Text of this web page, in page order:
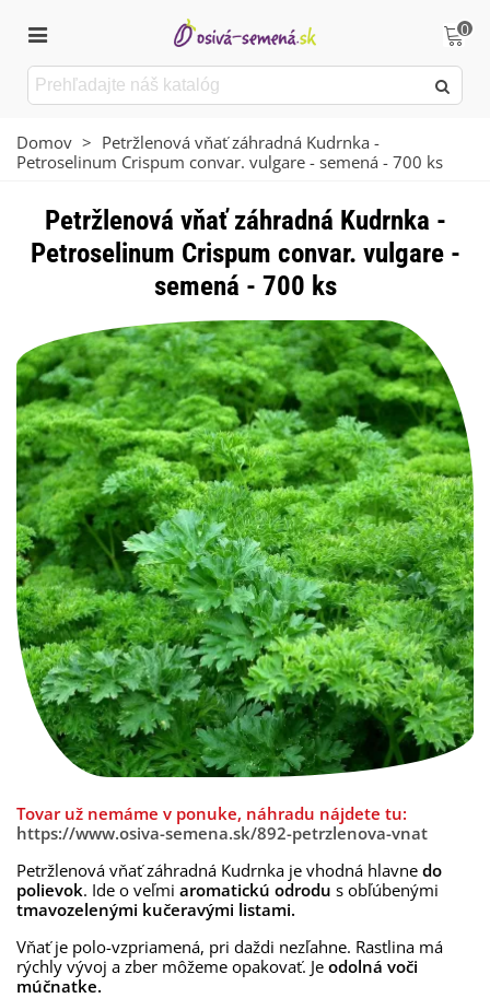
0
Domov > Petržlenová vňať záhradná Kudrnka -
Petroselinum Crispum convar. vulgare - semená - 700 ks
Petržlenová vňať záhradná Kudrnka -
Petroselinum Crispum convar. vulgare -
semená - 700 ks
Tovar už nemáme v ponuke, náhradu nájdete tu:
https://www.osiva-semena.sk/892-petrzlenova-vnat
Petržlenová vňať záhradná Kudrnka je vhodná hlavne do
polievok. Ide o veľmi aromatickú odrodu s obľúbenými
tmavozelenými kučeravými listami.
Vňať je polo-vzpriamená, pri daždi nezľahne. Rastlina má
rýchly vývoj a zber môžeme opakovať. Je odolná voči
múčnatke.